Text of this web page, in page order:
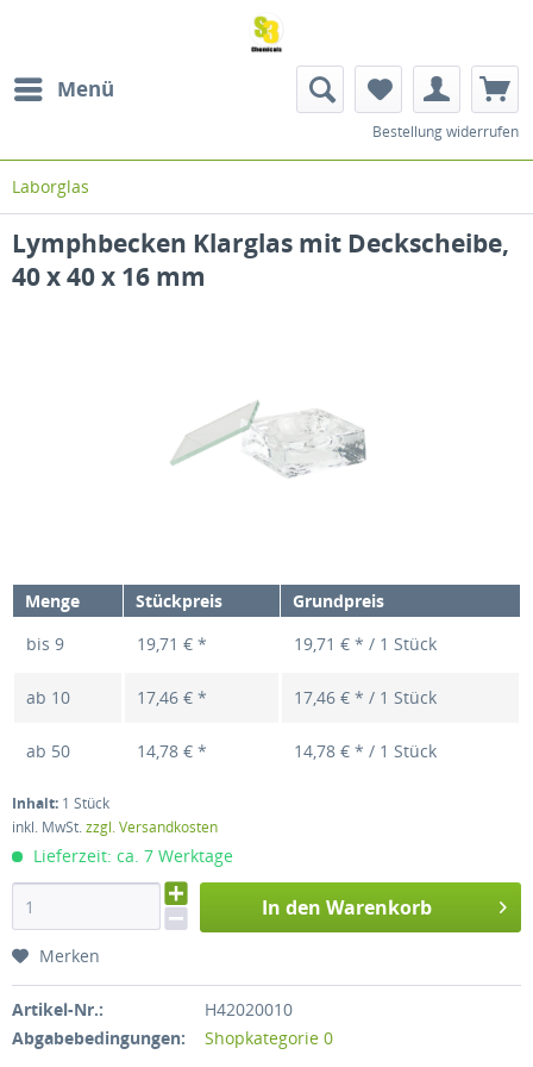
Menü
Bestellung widerrufen
Laborglas
Lymphbecken Klarglas mit Deckscheibe,
40 x 40 x 16 mm
Menge Stückpreis
Grundpreis
bis 9 19,71 € * 19,71 € * / 1 Stück
ab 10 17,46 € * 17,46 € * / 1 Stück
ab 50 14,78 € * 14,78 € * / 1 Stück
Inhalt: 1 Stück
inkl. MwSt.zzgl. Versandkosten
Lieferzeit: ca. 7 Werktage
In den Warenkorb
Merken
Artikel-Nr.:
H42020010
Abgabebedingungen:
Shopkategorie 0